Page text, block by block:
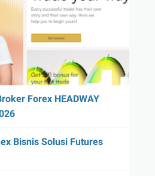
Forex HEADWAY
Bisnis Solusi Futures